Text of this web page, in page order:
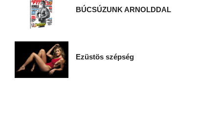
BÚCSÚZUNK ARNOLDDAL
Ezüstös szépség